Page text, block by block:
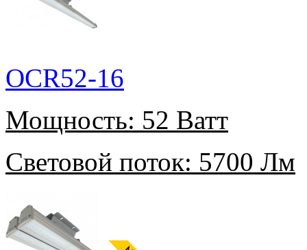
OCR52-16
Мощность: 52 Ватт
Световой поток: 5700 Лм